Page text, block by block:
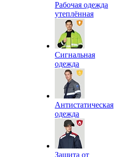
Рабочая одежда
утеплённая
Сигнальная
одежда
Антистатическая
одежда
Защита от